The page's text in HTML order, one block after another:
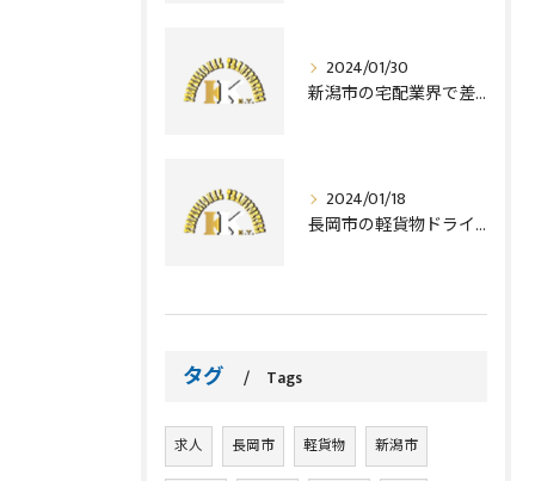
2024/01/30
新潟市の宅配業界で差をつける！配達ドライバーに必要な資格とは？
2024/01/18
長岡市の軽貨物ドライバー｜業務委託、求人しております！
タグ Tags
求人 長岡市 軽貨物 新潟市